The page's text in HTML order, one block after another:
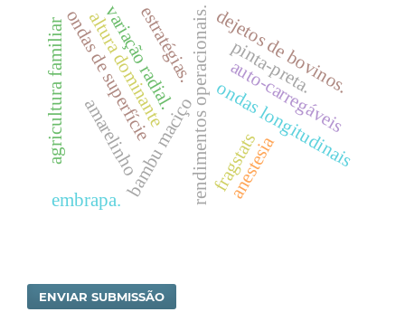
bambu maciço auto-carregáveis
rendimentos operacionais.ondas longitudinais
ondas de superfície
fragstats
anestesia
pinta-preta.
dejetos de bovinos.
amarelinho
variação radial.
agricultura familiar
embrapa.
altura dominanteestratégias.
ENVIAR SUBMISSÃO